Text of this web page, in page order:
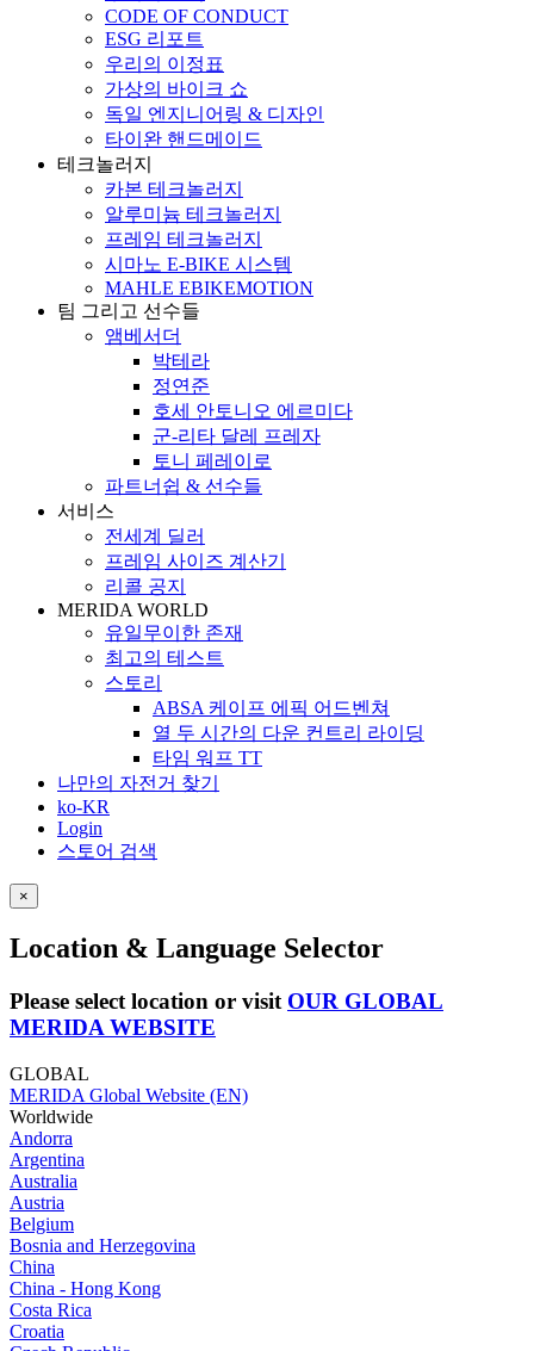
CODE OF CONDUCT
ESG 리포트
우리의 이정표
가상의 바이크 쇼
독일 엔지니어링 & 디자인
타이완 핸드메이드
테크놀러지
카본 테크놀러지
알루미늄 테크놀러지
프레임 테크놀러지
시마노 E-BIKE 시스템
MAHLE EBIKEMOTION
팀 그리고 선수들
앰베서더
박테라
정연준
호세 안토니오 에르미다
군-리타 달레 프레자
토니 페레이로
파트너쉽 & 선수들
서비스
전세계 딜러
프레임 사이즈 계산기
리콜 공지
MERIDA WORLD
유일무이한 존재
최고의 테스트
스토리
ABSA 케이프 에픽 어드벤쳐
열 두 시간의 다운 컨트리 라이딩
타임 워프 TT
나만의 자전거 찾기
ko-KR
Login
스토어 검색
×
Location & Language Selector
Please select location or visit OUR GLOBAL
MERIDA WEBSITE
GLOBAL
MERIDA Global Website (EN)
Worldwide
Andorra
Argentina
Australia
Austria
Belgium
Bosnia and Herzegovina
China
China - Hong Kong
Costa Rica
Croatia